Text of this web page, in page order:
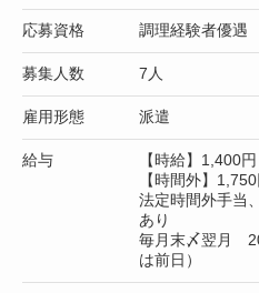
応募資格 調理経験者優遇
募集人数 7人
雇用形態 派遣
給与
【時給】1,400
【時間外】1,750
法定時間外手当
あり
毎月末〆翌月
は前日）